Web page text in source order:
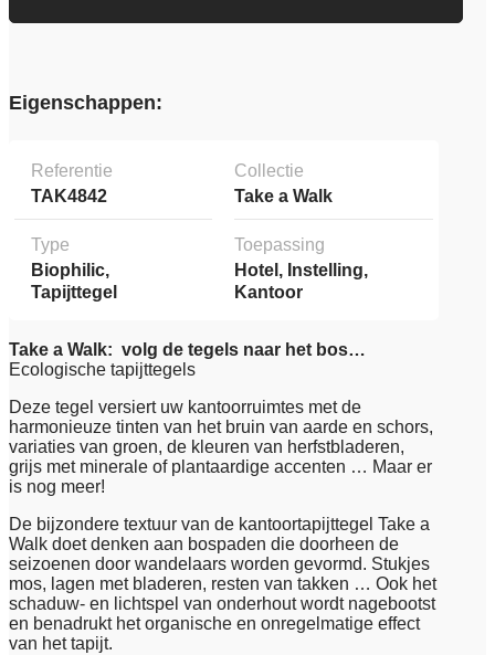
Eigenschappen:
Referentie
TAK4842
Collectie
Take a Walk
Type
Biophilic,
Tapijttegel
Toepassing
Hotel, Instelling,
Kantoor
Take a Walk: volg de tegels naar het bos…
Ecologische tapijttegels
Deze tegel versiert uw kantoorruimtes met de
harmonieuze tinten van het bruin van aarde en schors,
variaties van groen, de kleuren van herfstbladeren,
grijs met minerale of plantaardige accenten … Maar er
is nog meer!
De bijzondere textuur van de kantoortapijttegel Take a
Walk doet denken aan bospaden die doorheen de
seizoenen door wandelaars worden gevormd. Stukjes
mos, lagen met bladeren, resten van takken … Ook het
schaduw- en lichtspel van onderhout wordt nagebootst
en benadrukt het organische en onregelmatige effect
van het tapijt.